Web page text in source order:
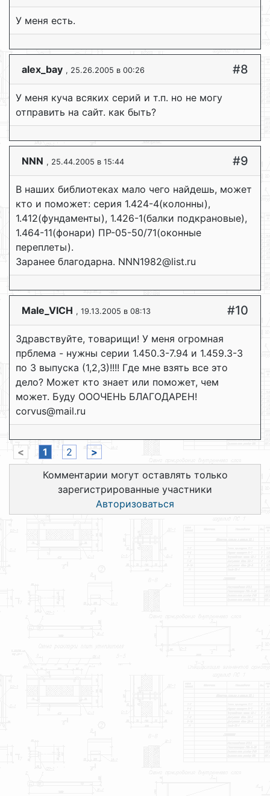
У меня есть.
alex_bay , 25.26.2005 в 00:26 #8
У меня куча всяких серий и т.п. но не могу
отправить на сайт. как быть?
NNN , 25.44.2005 в 15:44 #9
В наших библиотеках мало чего найдешь, может
кто и поможет: серия 1.424-4(колонны),
1.412(фундаменты), 1.426-1(балки подкрановые),
1.464-11(фонари) ПР-05-50/71(оконные
переплеты).
Заранее благодарна. NNN1982@list.ru
Male_VICH , 19.13.2005 в 08:13 #10
Здравствуйте, товарищи! У меня огромная
прблема - нужны серии 1.450.3-7.94 и 1.459.3-3
по 3 выпуска (1,2,3)!!!! Где мне взять все это
дело? Может кто знает или поможет, чем
может. Буду ОООЧЕНЬ БЛАГОДАРЕН!
corvus@mail.ru
< 1 2
>
Комментарии могут оставлять только
зарегистрированные участники
Авторизоваться